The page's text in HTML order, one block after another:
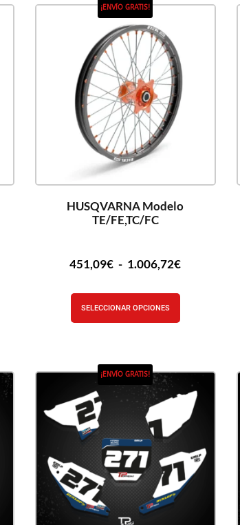
¡ENVÍO GRATIS!
HUSQVARNA Modelo
TE/FE,TC/FC
451,09€ - 1.006,72€
SELECCIONAR OPCIONES
¡ENVÍO GRATIS!